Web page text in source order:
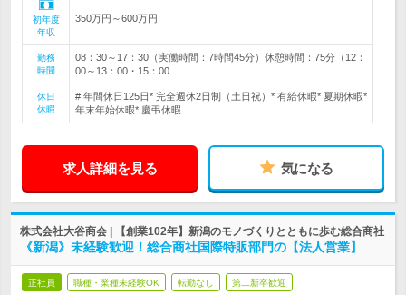
初年度
年収
350万円～600万円
勤務
時間
08：30～17：30（実働時間：7時間45分）休憩時間：75分（12：
00～13：00・15：00…
休日
休暇
# 年間休日125日* 完全週休2日制（土日祝）* 有給休暇* 夏期休暇*
年末年始休暇* 慶弔休暇…
求人詳細を見る 気になる
株式会社大谷商会 | 【創業102年】新潟のモノづくりとともに歩む総合商社
《新潟》未経験歓迎！総合商社国際特販部門の【法人営業】
正社員 職種・業種未経験OK 転勤なし 第二新卒歓迎